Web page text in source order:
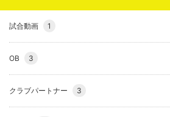
試合動画 1
OB 3
クラブパートナー 3